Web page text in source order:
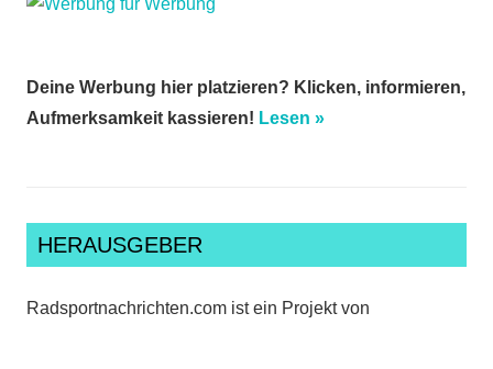
Deine Werbung hier platzieren? Klicken, informieren,
Aufmerksamkeit kassieren! Lesen »
HERAUSGEBER
Radsportnachrichten.com ist ein Projekt von